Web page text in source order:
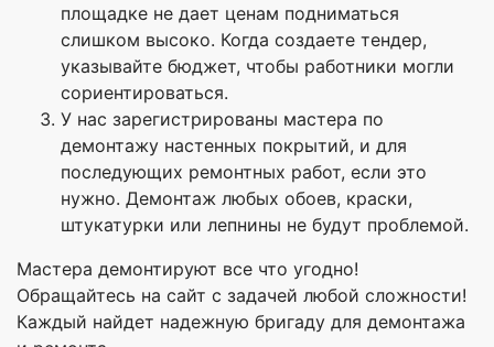
площадке не дает ценам подниматься
слишком высоко. Когда создаете тендер,
указывайте бюджет, чтобы работники могли
сориентироваться.
У нас зарегистрированы мастера по
демонтажу настенных покрытий, и для
последующих ремонтных работ, если это
нужно. Демонтаж любых обоев, краски,
штукатурки или лепнины не будут проблемой.
Мастера демонтируют все что угодно!
Обращайтесь на сайт с задачей любой сложности!
Каждый найдет надежную бригаду для демонтажа